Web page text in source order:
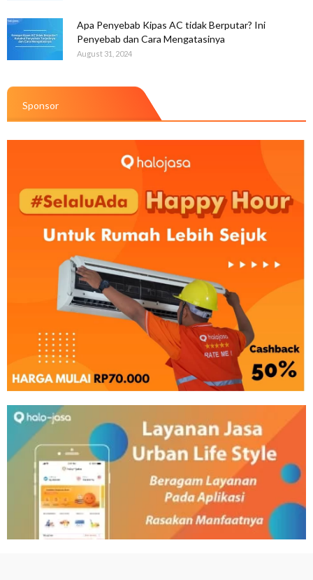
Apa Penyebab Kipas AC tidak Berputar? Ini
Penyebab dan Cara Mengatasinya
August 31, 2024
Sponsor